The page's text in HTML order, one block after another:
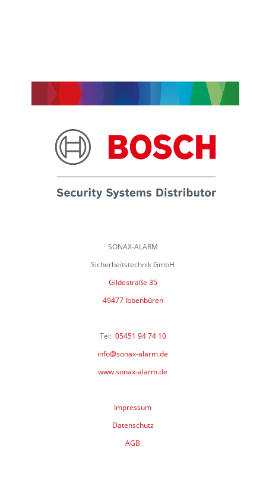
SONAX-ALARM
Sicherheitstechnik GmbH
Gildestraße 35
49477 Ibbenbüren
Tel: 05451 94 74 10
info@sonax-alarm.de
www.sonax-alarm.de
Impressum
Datenschutz
AGB